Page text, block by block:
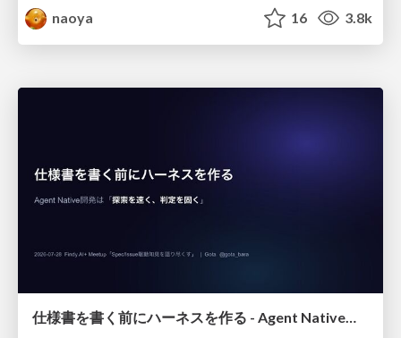
naoya
16 3.8k